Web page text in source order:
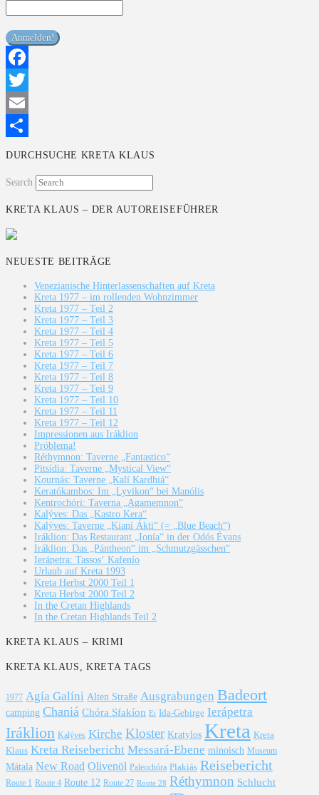
Facebook
Twitter
Email
DURCHSUCHE KRETA KLAUS
Search
KRETA KLAUS – DER AUTOREISEFÜHRER
NEUESTE BEITRÄGE
Venezianische Hinterlassenschaften auf Kreta
Kreta 1977 – im rollenden Wohnzimmer
Kreta 1977 – Teil 2
Kreta 1977 – Teil 3
Kreta 1977 – Teil 4
Kreta 1977 – Teil 5
Kreta 1977 – Teil 6
Kreta 1977 – Teil 7
Kreta 1977 – Teil 8
Kreta 1977 – Teil 9
Kreta 1977 – Teil 10
Kreta 1977 – Teil 11
Kreta 1977 – Teil 12
Impressionen aus Iráklion
Próblema!
Réthymnon: Taverne „Fantastico“
Pitsídia: Taverne „Mystical View“
Kournás: Taverne „Kalí Kardhiá“
Keratókambos: Im „Lyvikon“ bei Manólis
Kentrochóri: Taverna „Agamemnon“
Kalýves: Das „Kastro Kera“
Kalýves: Taverne „Kianí Ákti“ (= „Blue Beach“)
Iráklion: Das Restaurant „Ionía“ in der Odós Évans
Iráklion: Das „Pántheon“ im „Schmutzgässchen“
Ierápetra: Tassos‘ Kafenío
Urlaub auf Kreta 1993
Kreta Herbst 2000 Teil 1
Kreta Herbst 2000 Teil 2
In the Cretan Highlands
In the Cretan Highlands Teil 2
KRETA KLAUS – KRIMI
KRETA KLAUS, KRETA TAGS
1977 Agía Galíni Alten Straße Ausgrabungen Badeort
camping Chaniá Chóra Sfakíon Ei Ida-Gebirge Ierápetra
Iráklion Kalýves Kirche Kloster Kratylos Kreta Kreta
Klaus Kreta Reisebericht Messará-Ebene minoisch Museum
Mátala New Road Olivenöl Paleochóra Plakiás Reisebericht
Route 1 Route 4 Route 12 Route 27 Route 28 Réthymnon Schlucht